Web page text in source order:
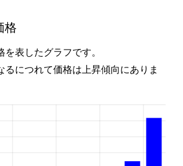
格
表したグラフです。
るにつれて価格は上昇傾向にありま